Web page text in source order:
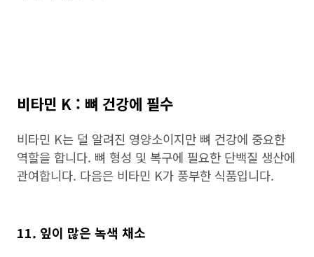
비타민 K : 뼈 건강에 필수
비타민 K는 덜 알려진 영양소이지만 뼈 건강에 중요한
역할을 합니다. 뼈 형성 및 복구에 필요한 단백질 생산에
관여합니다. 다음은 비타민 K가 풍부한 식품입니다.
11. 잎이 많은 녹색 채소